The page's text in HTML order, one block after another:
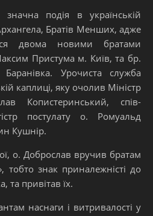
Братів Менших, адже
двома новими братами
Пристума м. Київ, та бр.
Урочиста служба
каплиці, яку очолив Міністр
Копистеринський, спів-
постулату о. Ромуальд
Кушнір.
о. Доброслав вручив братам
тобто знак приналежністі до
та привітав їх.
наснаги і витривалості у